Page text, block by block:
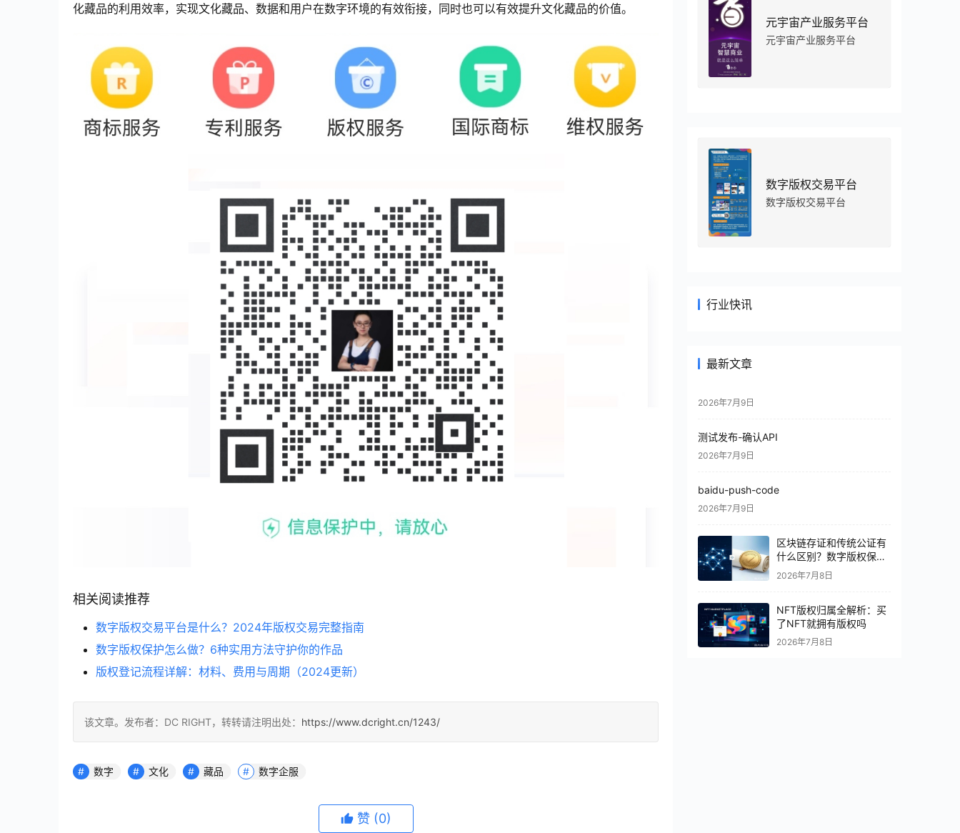
化藏品的利用效率，实现文化藏品、数据和用户在数字环境的有效衔接，同时也可以有效提升文化藏品的价值。
相关阅读推荐
数字版权交易平台是什么？2024年版权交易完整指南
数字版权保护怎么做？6种实用方法守护你的作品
版权登记流程详解：材料、费用与周期（2024更新）
该文章。发布者：DC RIGHT，转转请注明出处： https://www.dcright.cn/1243/
数字 文化 藏品 数字企服
赞 (0)
元宇宙产业服务平台
元宇宙产业服务平台
数字版权交易平台
数字版权交易平台
行业快讯
最新文章
2026年7月9日
测试发布-确认API
2026年7月9日
baidu-push-code
2026年7月9日
区块链存证和传统公证有
什么区别？数字版权保护
怎么选
2026年7月8日
NFT版权归属全解析：买
了NFT就拥有版权吗
2026年7月8日